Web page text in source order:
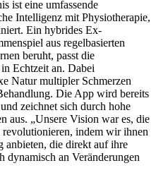
ist eine umfassende
Intelligenz mit Physiotherapie,
Ein hybrides Ex-
aus regelbasierten
beruht, passt die
Echtzeit an. Dabei
Natur multipler Schmerzen
Die App wird bereits
zeichnet sich durch hohe
aus. „Unsere Vision war es, die
revolutionieren, indem wir ihnen
anbieten, die direkt auf ihre
dynamisch an Veränderungen